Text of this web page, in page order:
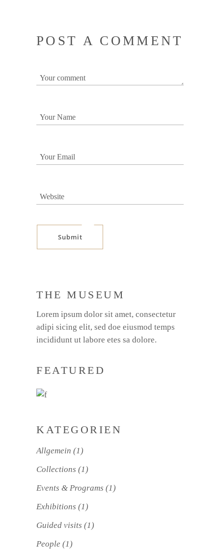
POST A COMMENT
Submit
THE MUSEUM
Lorem ipsum dolor sit amet, consectetur
adipi sicing elit, sed doe eiusmod temps
incididunt ut labore etes sa dolore.
FEATURED
KATEGORIEN
Allgemein (1)
Collections (1)
Events & Programs (1)
Exhibitions (1)
Guided visits (1)
People (1)